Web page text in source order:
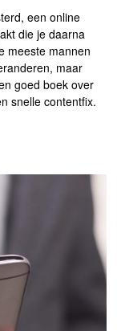
een online
die je daarna
meeste mannen
maar
goed boek over
snelle contentfix.